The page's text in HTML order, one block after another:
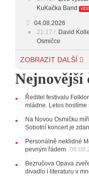
KuKačka Band
04.08.2026
21:17
David
Osmičce
03.08.2026
29.07.2026
11:00
Do
listopadu v klubu
10:33
Úsměvné
Verše: Od
28.07.2026
jen několik
ZOBRAZIT DALŠÍ
Nejnovější
Ředitel festivalu
mládne. Letos
Na Novou Osmičku
Sobotní koncert je
Personálně neklidné
pevným řádem
Bezručova Opava
divadlo i literaturu v